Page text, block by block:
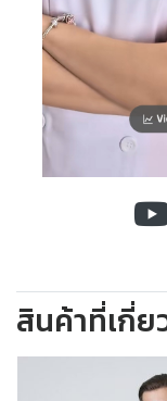
สินค้าที่เกี่ย